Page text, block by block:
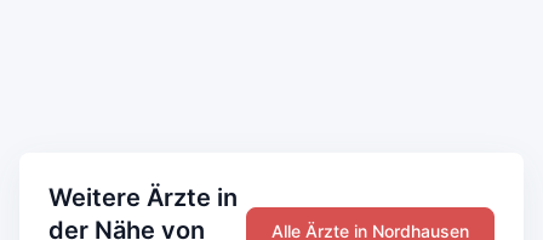
Weitere Ärzte in
der Nähe von
Alle Ärzte in Nordhausen